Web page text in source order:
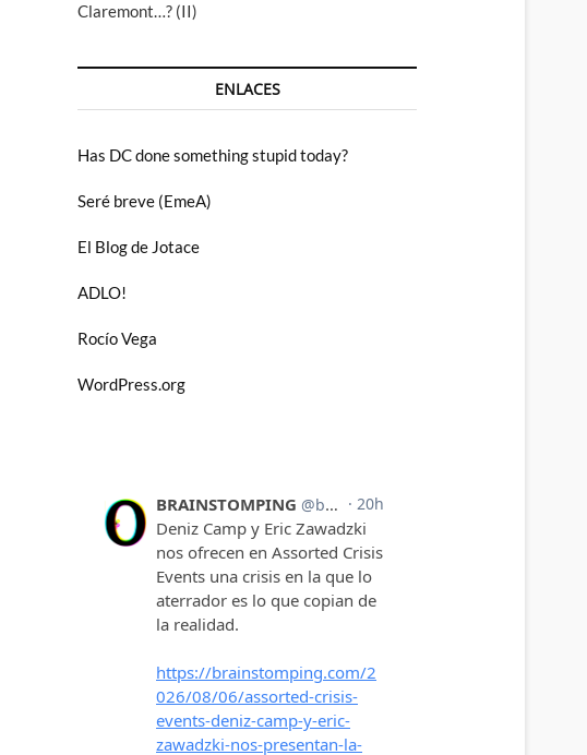
Claremont…? (II)
ENLACES
Has DC done something stupid today?
Seré breve (EmeA)
El Blog de Jotace
ADLO!
Rocío Vega
WordPress.org